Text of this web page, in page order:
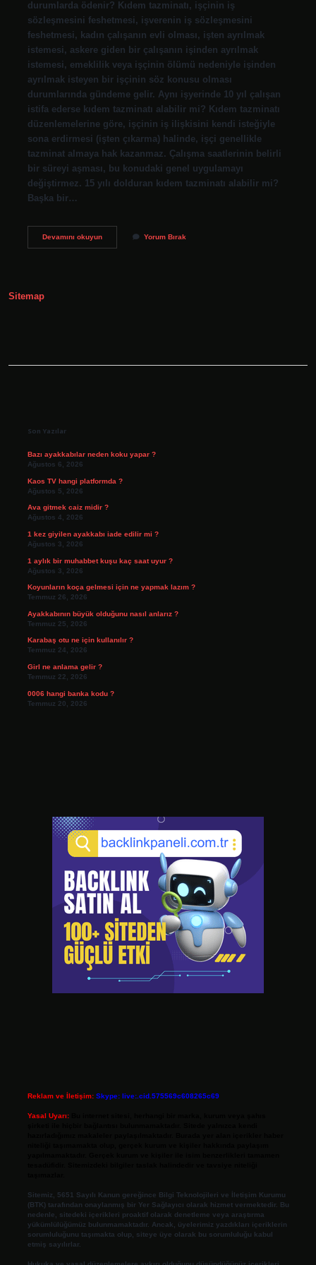
durumlarda ödenir? Kıdem tazminatı, işçinin iş
sözleşmesini feshetmesi, işverenin iş sözleşmesini
feshetmesi, kadın çalışanın evli olması, işten ayrılmak
istemesi, askere giden bir çalışanın işinden ayrılmak
istemesi, emeklilik veya işçinin ölümü nedeniyle işinden
ayrılmak isteyen bir işçinin söz konusu olması
durumlarında gündeme gelir. Aynı işyerinde 10 yıl çalışan
istifa ederse kıdem tazminatı alabilir mi? Kıdem tazminatı
düzenlemelerine göre, işçinin iş ilişkisini kendi isteğiyle
sona erdirmesi (işten çıkarma) halinde, işçi genellikle
tazminat almaya hak kazanmaz. Çalışma saatlerinin belirli
bir süreyi aşması, bu konudaki genel uygulamayı
değiştirmez. 15 yılı dolduran kıdem tazminatı alabilir mi?
Başka bir…
Devamını okuyunKıdem
Yorum Bırak
Sitemap
Son Yazılar
Bazı ayakkabılar neden koku yapar ?
Ağustos 6, 2026
Kaos TV hangi platformda ?
Ağustos 5, 2026
Ava gitmek caiz midir ?
Ağustos 4, 2026
1 kez giyilen ayakkabı iade edilir mi ?
Ağustos 3, 2026
1 aylık bir muhabbet kuşu kaç saat uyur ?
Ağustos 3, 2026
Koyunların koça gelmesi için ne yapmak lazım ?
Temmuz 26, 2026
Ayakkabının büyük olduğunu nasıl anlarız ?
Temmuz 25, 2026
Karabaş otu ne için kullanılır ?
Temmuz 24, 2026
Girl ne anlama gelir ?
Temmuz 22, 2026
0006 hangi banka kodu ?
Temmuz 20, 2026
Reklam ve İletişim: Skype: live:.cid.575569c608265c69
Yasal Uyarı:
Sitemiz, 5651 Sayılı Kanun gereğince Bilgi Teknolojileri ve İletişim Kurumu
(BTK) tarafından onaylanmış bir Yer Sağlayıcı olarak hizmet vermektedir. Bu
nedenle, sitedeki içerikleri proaktif olarak denetleme veya araştırma
yükümlülüğümüz bulunmamaktadır. Ancak, üyelerimiz yazdıkları içeriklerin
sorumluluğunu taşımakta olup, siteye üye olarak bu sorumluluğu kabul
etmiş sayılırlar.